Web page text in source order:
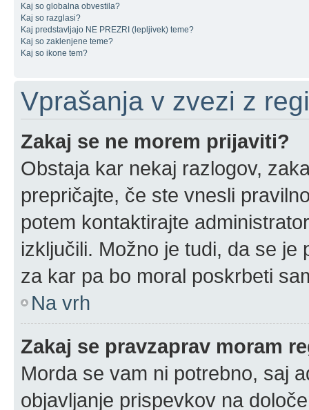
Kaj so globalna obvestila?
Kaj so razglasi?
Kaj predstavljajo NE PREZRI (lepljivek) teme?
Kaj so zaklenjene teme?
Kaj so ikone tem?
Vprašanja v zvezi z
Zakaj se ne morem prijaviti?
Obstaja kar nekaj razlogov,
prepričajte, če ste vnesli
potem kontaktirajte
izključili. Možno je tudi, da se
za kar pa bo moral poskrbeti
Na vrh
Zakaj se pravzaprav moram
Morda se vam ni potrebno, saj
objavljanje prispevkov na